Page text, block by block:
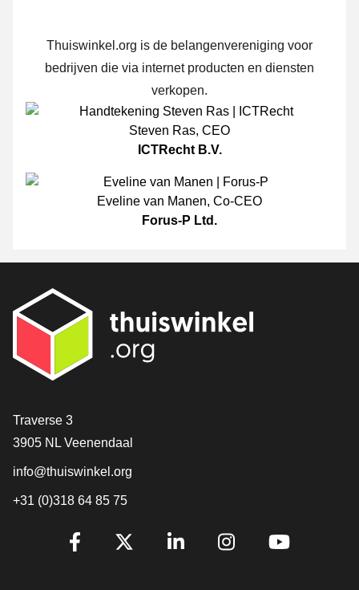
Thuiswinkel.org is de belangenvereniging voor
bedrijven die via internet producten en diensten
verkopen.
Steven Ras, CEO
ICTRecht B.V.
Eveline van Manen, Co-CEO
Forus-P Ltd.
Contact
Traverse 3
3905 NL Veenendaal
info@thuiswinkel.org
+31 (0)318 64 85 75
Volg je ons al?